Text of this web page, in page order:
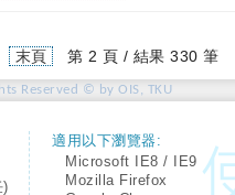
末頁 第 2 頁 / 結果 330 筆
Reserved © by OIS, TKU
)
適用以下瀏覽器:
Microsoft IE8 / IE9
Mozilla Firefox